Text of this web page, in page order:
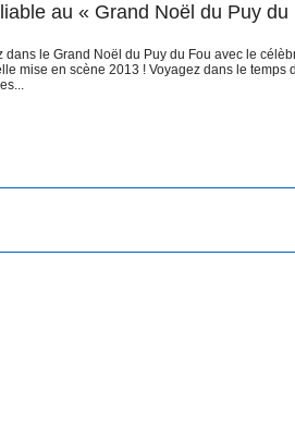
au « Grand Noël du Puy
dans le Grand Noël du Puy du Fou avec le
mise en scène 2013 ! Voyagez dans le temps